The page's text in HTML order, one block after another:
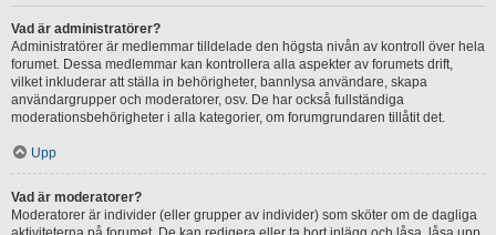
Vad är administratörer?
Administratörer är medlemmar tilldelade den högsta nivån av kontroll över hela
forumet. Dessa medlemmar kan kontrollera alla aspekter av forumets drift,
vilket inkluderar att ställa in behörigheter, bannlysa användare, skapa
användargrupper och moderatorer, osv. De har också fullständiga
moderationsbehörigheter i alla kategorier, om forumgrundaren tillåtit det.
Upp
Vad är moderatorer?
Moderatorer är individer (eller grupper av individer) som sköter om de dagliga